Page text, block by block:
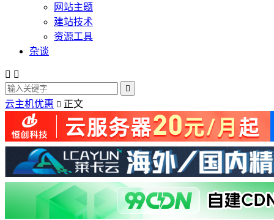
网站主题
建站技术
资源工具
杂谈
 

云主机优惠  正文